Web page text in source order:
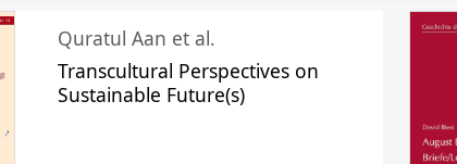
Quratul Aan et al.
Transcultural Perspectives on
Sustainable Future(s)